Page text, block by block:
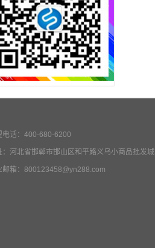
电话：400-680-6200
：河北省邯郸市邯山区和平路义乌小商品批发城
邮箱：800123458@yn288.com